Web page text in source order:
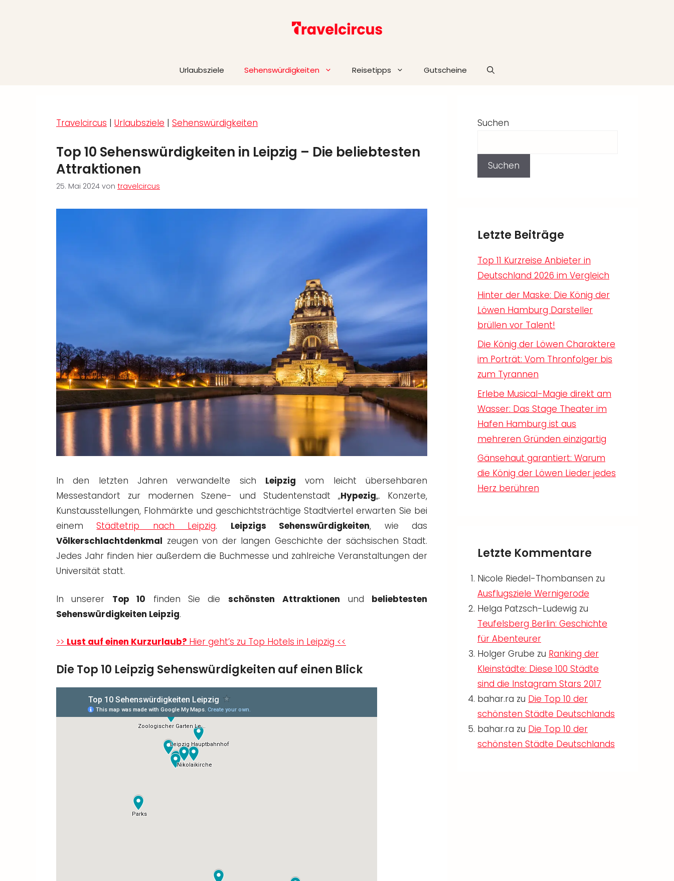
Urlaubsziele Sehenswürdigkeiten Reisetipps Gutscheine
Travelcircus | Urlaubsziele | Sehenswürdigkeiten
Top 10 Sehenswürdigkeiten in Leipzig – Die beliebtesten
Attraktionen
25. Mai 2024 von travelcircus
In den letzten Jahren verwandelte sich Leipzig vom leicht übersehbaren
Messestandort zur modernen Szene- und Studentenstadt „Hypezig„. Konzerte,
Kunstausstellungen, Flohmärkte und geschichtsträchtige Stadtviertel erwarten Sie bei
einemStädtetrip nach Leipzig. Leipzigs Sehenswürdigkeiten, wie das
Völkerschlachtdenkmal zeugen von der langen Geschichte der sächsischen Stadt.
Jedes Jahr finden hier außerdem die Buchmesse und zahlreiche Veranstaltungen der
Universität statt.
In unserer Top 10 finden Sie die schönsten Attraktionen und beliebtesten
Sehenswürdigkeiten Leipzig.
>> Lust auf einen Kurzurlaub? Hier geht’s zu Top Hotels in Leipzig <<
Die Top 10 Leipzig Sehenswürdigkeiten auf einen Blick
Suchen
Suchen
Letzte Beiträge
Top 11 Kurzreise Anbieter in
Deutschland 2026 im Vergleich
Hinter der Maske: Die König der
Löwen Hamburg Darsteller
brüllen vor Talent!
Die König der Löwen Charaktere
im Porträt: Vom Thronfolger bis
zum Tyrannen
Erlebe Musical-Magie direkt am
Wasser: Das Stage Theater im
Hafen Hamburg ist aus
mehreren Gründen einzigartig
Gänsehaut garantiert: Warum
die König der Löwen Lieder jedes
Herz berühren
Letzte Kommentare
Nicole Riedel-Thombansen zu
Ausflugsziele Wernigerode
Helga Patzsch-Ludewig zu
Teufelsberg Berlin: Geschichte
für Abenteurer
Holger Grube zu Ranking der
Kleinstädte: Diese 100 Städte
sind die Instagram Stars 2017
bahar.ra zu Die Top 10 der
schönsten Städte Deutschlands
bahar.ra zu Die Top 10 der
schönsten Städte Deutschlands